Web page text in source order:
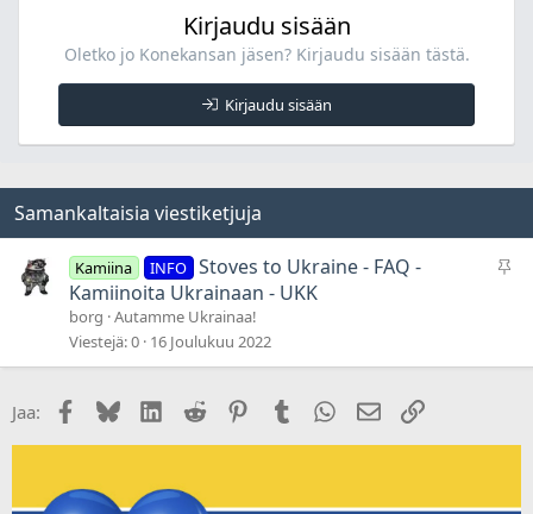
Kirjaudu sisään
Oletko jo Konekansan jäsen? Kirjaudu sisään tästä.
Kirjaudu sisään
Samankaltaisia viestiketjuja
P
v
Kamiina INFO Stoves to Ukraine - FAQ -
Kamiinoita Ukrainaan - UKK
borg Autamme Ukrainaa!
Viestejä 0 16 Joulukuu 2022
Jaa: Facebook
BlueskyLinkedIn
Reddit PinterestTumblr WhatsApp
Sähköposti
Linkki